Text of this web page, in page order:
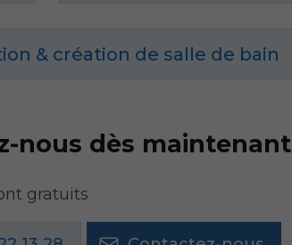
& création de salle de bain
nous dès maintenant
gratuits